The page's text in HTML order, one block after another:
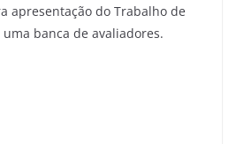
apresentação do Trabalho de
banca de avaliadores.